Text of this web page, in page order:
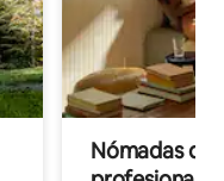
Nómadas